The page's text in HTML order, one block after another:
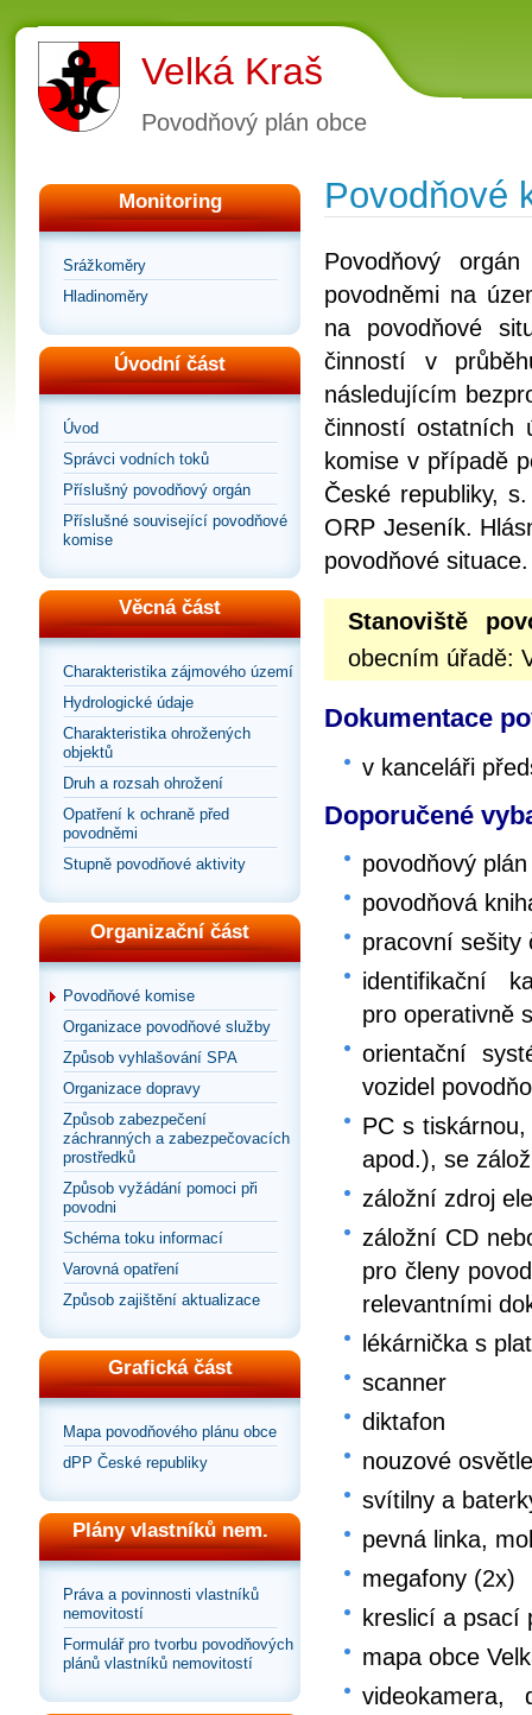
Velká Kraš
Povodňový plán obce
Monitoring
Srážkoměry
Hladinoměry
Úvodní část
Úvod
Správci vodních toků
Příslušný povodňový orgán
Příslušné související povodňové
komise
Věcná část
Charakteristika zájmového území
Hydrologické údaje
Charakteristika ohrožených
objektů
Druh a rozsah ohrožení
Opatření k ochraně před
povodněmi
Stupně povodňové aktivity
Organizační část
Povodňové komise
Organizace povodňové služby
Způsob vyhlašování SPA
Organizace dopravy
Způsob zabezpečení
záchranných a zabezpečovacích
prostředků
Způsob vyžádání pomoci při
povodni
Schéma toku informací
Varovná opatření
Způsob zajištění aktualizace
Grafická část
Mapa povodňového plánu obce
dPP České republiky
Plány vlastníků nem.
Práva a povinnosti vlastníků
nemovitostí
Formulář pro tvorbu povodňových
plánů vlastníků nemovitostí
Povodňové
Povodňový
povodněmi na
na povodňové
činností v
následujícím
činností ostatních
komise v případě
České republiky,
ORP Jeseník.
povodňové situace.
Stanoviště
obecním úřadě:
Dokumentace
v kanceláři
Doporučené
povodňový plán
povodňová
pracovní sešity
identifikační
pro operativně
orientační
vozidel
PC s
apod.), se
záložní zdroj
záložní CD
pro členy
relevantními
lékárnička s
scanner
diktafon
nouzové
svítilny a
pevná linka,
megafony (2x)
kreslicí a psací
mapa obce